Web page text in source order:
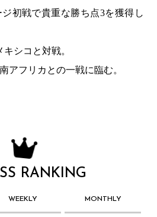
初戦で貴重な勝ち点3を獲得し
シコと対戦。
アフリカとの一戦に臨む。
RANKING
WEEKLY MONTHLY